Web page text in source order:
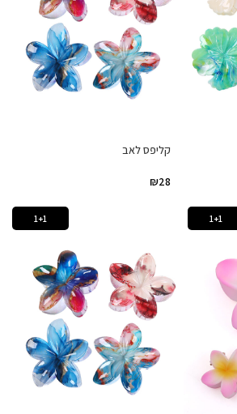
קליפס לאב
₪28
1+1
1+1